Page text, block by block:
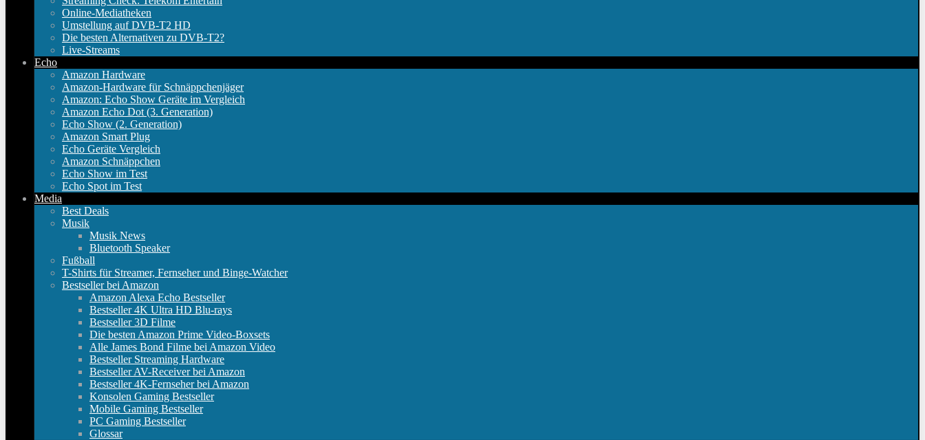
Online-Mediatheken
Umstellung auf DVB-T2 HD
Die besten Alternativen zu DVB-T2?
Live-Streams
Echo
Amazon Hardware
Amazon-Hardware für Schnäppchenjäger
Amazon: Echo Show Geräte im Vergleich
Amazon Echo Dot (3. Generation)
Echo Show (2. Generation)
Amazon Smart Plug
Echo Geräte Vergleich
Amazon Schnäppchen
Echo Show im Test
Echo Spot im Test
Media
Best Deals
Musik
Musik News
Bluetooth Speaker
Fußball
T-Shirts für Streamer, Fernseher und Binge-Watcher
Bestseller bei Amazon
Amazon Alexa Echo Bestseller
Bestseller 4K Ultra HD Blu-rays
Bestseller 3D Filme
Die besten Amazon Prime Video-Boxsets
Alle James Bond Filme bei Amazon Video
Bestseller Streaming Hardware
Bestseller AV-Receiver bei Amazon
Bestseller 4K-Fernseher bei Amazon
Konsolen Gaming Bestseller
Mobile Gaming Bestseller
PC Gaming Bestseller
Glossar